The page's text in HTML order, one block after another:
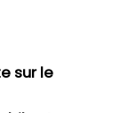
sur le